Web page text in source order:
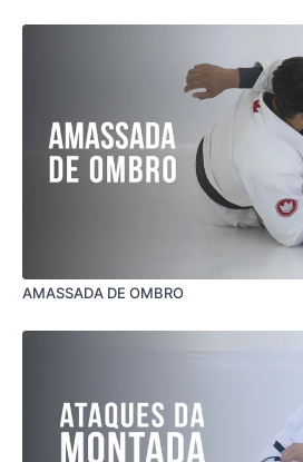
AMASSADA DE OMBRO